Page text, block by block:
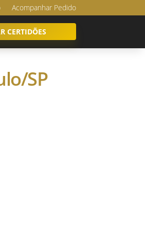
Acompanhar Pedido
CERTIDÕES
SP